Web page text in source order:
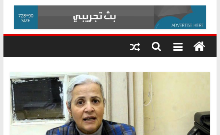
الوزاري لمدينة الصحفيين.. وانتهاء أعمال
إنشاء المبنى الإداري
المجلس القومي لحقوق الإنسان يعلن
متابعة قضية الدكتور محمد زهران.. ويؤكد:
قرينة البراءة وضمانات المحاكمة العادلة
وأتوه
درب..
وتبقى
هي